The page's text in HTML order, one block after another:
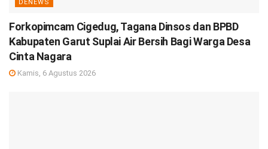
DENEWS
Forkopimcam Cigedug, Tagana Dinsos dan BPBD
Kabupaten Garut Suplai Air Bersih Bagi Warga Desa
Cinta Nagara
Kamis, 6 Agustus 2026